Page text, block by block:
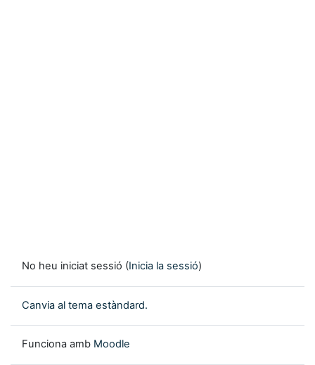
No heu iniciat sessió (Inicia la sessió)
Canvia al tema estàndard.
Funciona amb Moodle